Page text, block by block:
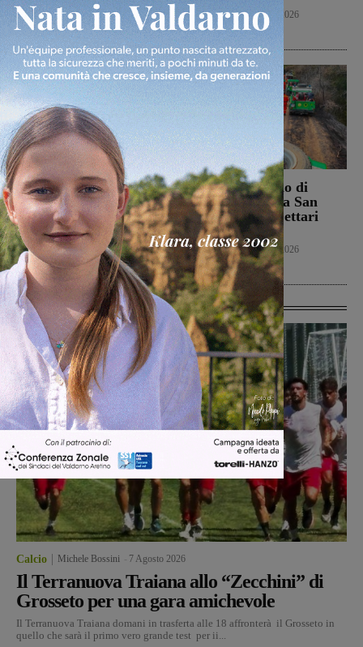
aumento dei parti”
Politica 8 Agosto 2026
Cronaca 8 Agosto 2026
Campionato nazionale
Juniores, girone
interamente toscano per
Terranuova Traiana e
Montevarchi
Calcio Giovanili 8 Agosto 2026
Bucine, incendio di
oliveta e bosco a San
Pancrazio. Tre ettari
l’area bruciata
Cronaca 7 Agosto 2026
Ultime Calcio
Calcio Michele Bossini 7 Agosto 2026
Il Terranuova Traiana allo “Zecchini” di
Grosseto per una gara amichevole
Il Terranuova Traiana domani in trasferta alle 18 affronterà il Grosseto in
quello che sarà il primo vero grande test per ii...